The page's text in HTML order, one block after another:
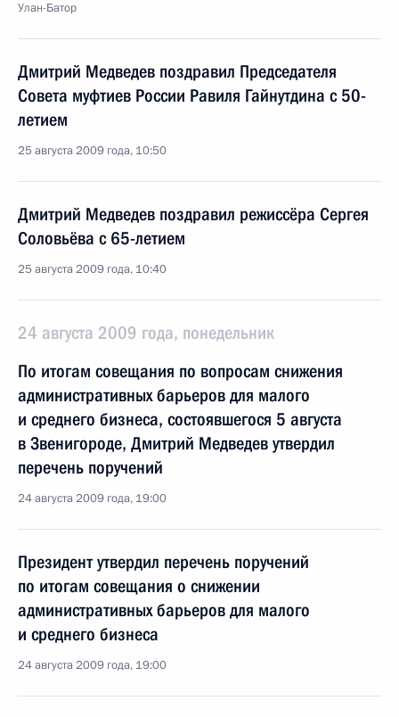
Улан-Батор
Дмитрий Медведев поздравил Председателя
Совета муфтиев России Равиля Гайнутдина с 50-
летием
25 августа 2009 года, 10:50
Дмитрий Медведев поздравил режиссёра Сергея
Соловьёва с 65-летием
25 августа 2009 года, 10:40
24 августа 2009 года, понедельник
По итогам совещания по вопросам снижения
административных барьеров для малого
и среднего бизнеса, состоявшегося 5 августа
в Звенигороде, Дмитрий Медведев утвердил
перечень поручений
24 августа 2009 года, 19:00
Президент утвердил перечень поручений
по итогам совещания о снижении
административных барьеров для малого
и среднего бизнеса
24 августа 2009 года, 19:00